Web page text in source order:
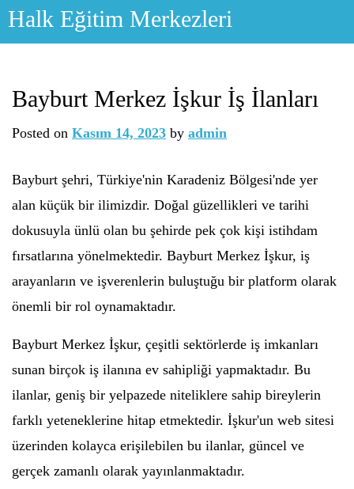
Skip
Halk Eğitim Merkezleri
Bayburt Merkez İşkur İş İlanları
Posted on Kasım 14, 2023 by admin
Bayburt şehri, Türkiye'nin Karadeniz Bölgesi'nde yer
alan küçük bir ilimizdir. Doğal güzellikleri ve tarihi
dokusuyla ünlü olan bu şehirde pek çok kişi istihdam
fırsatlarına yönelmektedir. Bayburt Merkez İşkur, iş
arayanların ve işverenlerin buluştuğu bir platform olarak
önemli bir rol oynamaktadır.
Bayburt Merkez İşkur, çeşitli sektörlerde iş imkanları
sunan birçok iş ilanına ev sahipliği yapmaktadır. Bu
ilanlar, geniş bir yelpazede niteliklere sahip bireylerin
farklı yeteneklerine hitap etmektedir. İşkur'un web sitesi
üzerinden kolayca erişilebilen bu ilanlar, güncel ve
gerçek zamanlı olarak yayınlanmaktadır.